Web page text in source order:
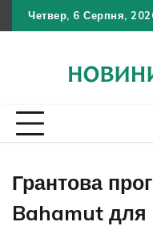
to
Четвер, 6 Серпня,
Грантова
Bahamut для